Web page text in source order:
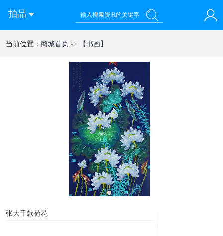
拍品
您好！欢迎来到 乾禧国际拍卖有限公司
当前位置： 商城首页 -> 【书画】
张大千款荷花